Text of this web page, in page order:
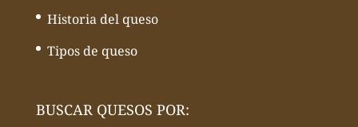
Historia del queso
Tipos de queso
BUSCAR QUESOS POR: